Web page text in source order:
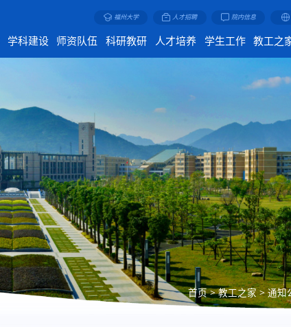
福州大学 人才招聘 院内信息
学科建设 师资队伍 科研教研 人才培养 学生工作 教工之
首页>教工之家>通知